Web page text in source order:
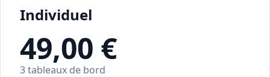
Individuel
49,00 €
3 tableaux de bord